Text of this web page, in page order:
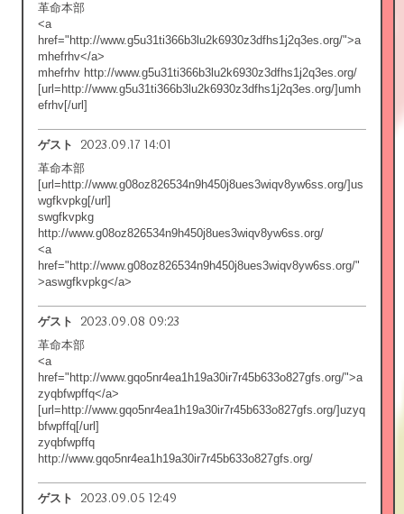
革命本部
<a
href="http://www.g5u31ti366b3lu2k6930z3dfhs1j2q3es.org/">a
mhefrhv</a>
mhefrhv http://www.g5u31ti366b3lu2k6930z3dfhs1j2q3es.org/
[url=http://www.g5u31ti366b3lu2k6930z3dfhs1j2q3es.org/]umh
efrhv[/url]
ゲスト 2023.09.17 14:01
革命本部
[url=http://www.g08oz826534n9h450j8ues3wiqv8yw6ss.org/]us
wgfkvpkg[/url]
swgfkvpkg
http://www.g08oz826534n9h450j8ues3wiqv8yw6ss.org/
<a
href="http://www.g08oz826534n9h450j8ues3wiqv8yw6ss.org/"
>aswgfkvpkg</a>
ゲスト 2023.09.08 09:23
革命本部
<a
href="http://www.gqo5nr4ea1h19a30ir7r45b633o827gfs.org/">a
zyqbfwpffq</a>
[url=http://www.gqo5nr4ea1h19a30ir7r45b633o827gfs.org/]uzyq
bfwpffq[/url]
zyqbfwpffq
http://www.gqo5nr4ea1h19a30ir7r45b633o827gfs.org/
ゲスト 2023.09.05 12:49